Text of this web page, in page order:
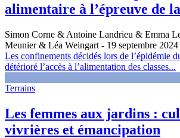
alimentaire à l’épreuve de
Simon Corne & Antoine Landrieu & Emma
Meunier & Léa Weingart - 19 septembre 2024
Les confinements décidés lors de l’épidémie
détérioré l’accès à l’alimentation des classes...
Terrains
Les femmes aux jardins :
vivrières et émancipation